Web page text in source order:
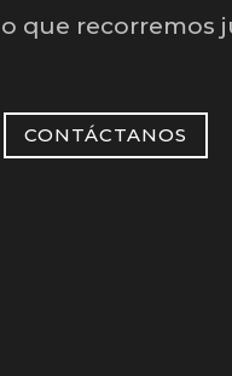
que recorremos
CONTÁCTANOS